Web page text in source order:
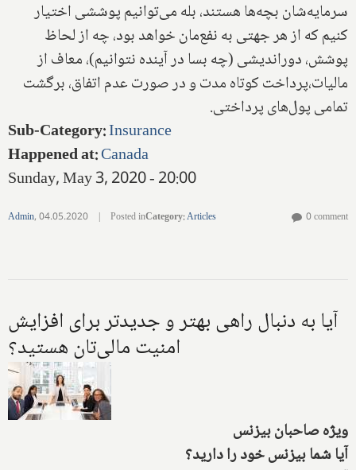
سرمایه‌شان بچه‌ها هستند، بله می‌توانیم‌ پوششی اختیار
کنیم که از هر جهتی به نفع‌مان خواهد بود، چه از لحاظ
پوشش، دور‌اندیشی (‌چه بسا در آینده نتوانیم‌)، معاف از
مالیات،پرداخت کوتاه مدت و در صورت عدم اتفاق، برگشت
تمامی پول‌های پرداختی.
Sub-Category:Insurance
Happened at:Canada
Sunday, May 3, 2020 - 20:00
Admin,04.05.2020 | Posted inCategory:Articles 0 comment
آیا به دنبال راهی بهتر و جدیدتر برای افزایش
امنیت مالی‌تان هستید؟
ویژه صاحبان بیزنس
آیا شما بیزنس خود را دارید؟